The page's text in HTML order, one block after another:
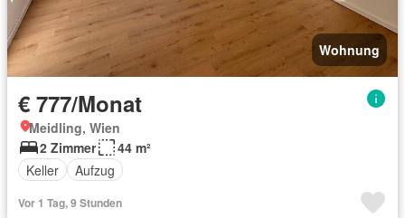
Wohnung
€ 777/Monat
Meidling, Wien
2 Zimmer
44 m²
Keller
Aufzug
Vor 1 Tag, 9 Stunden